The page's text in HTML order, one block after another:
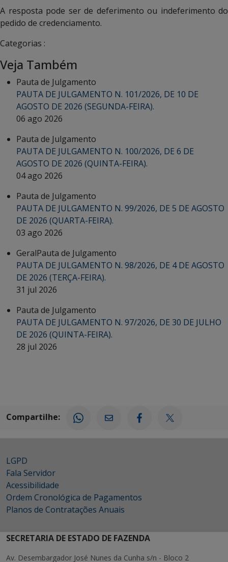
A resposta pode ser de deferimento ou indeferimento do
pedido de credenciamento.
Categorias :
Veja Também
Pauta de Julgamento
PAUTA DE JULGAMENTO N. 101/2026, DE 10 DE
AGOSTO DE 2026 (SEGUNDA-FEIRA).
06 ago 2026
Pauta de Julgamento
PAUTA DE JULGAMENTO N. 100/2026, DE 6 DE
AGOSTO DE 2026 (QUINTA-FEIRA).
04 ago 2026
Pauta de Julgamento
PAUTA DE JULGAMENTO N. 99/2026, DE 5 DE AGOSTO
DE 2026 (QUARTA-FEIRA).
03 ago 2026
GeralPauta de Julgamento
PAUTA DE JULGAMENTO N. 98/2026, DE 4 DE AGOSTO
DE 2026 (TERÇA-FEIRA).
31 jul 2026
Pauta de Julgamento
PAUTA DE JULGAMENTO N. 97/2026, DE 30 DE JULHO
DE 2026 (QUINTA-FEIRA).
28 jul 2026
Compartilhe:
LGPD
Fala Servidor
Acessibilidade
Ordem Cronológica de Pagamentos
Planos de Contratações Anuais
SECRETARIA DE ESTADO DE FAZENDA
Av. Desembargador José Nunes da Cunha s/n - Bloco 2